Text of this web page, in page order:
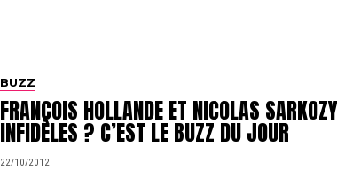
BUZZ
FRANÇOIS HOLLANDE ET NICOLAS SARKOZY
INFIDÈLES ? C’EST LE BUZZ DU JOUR
22/10/2012